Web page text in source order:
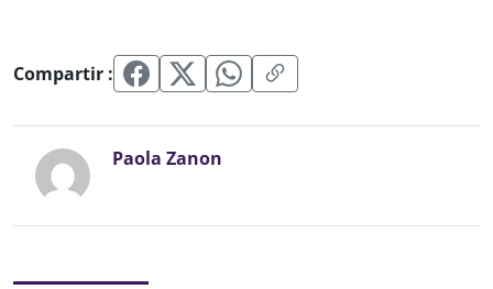
Compartir :
Paola Zanon